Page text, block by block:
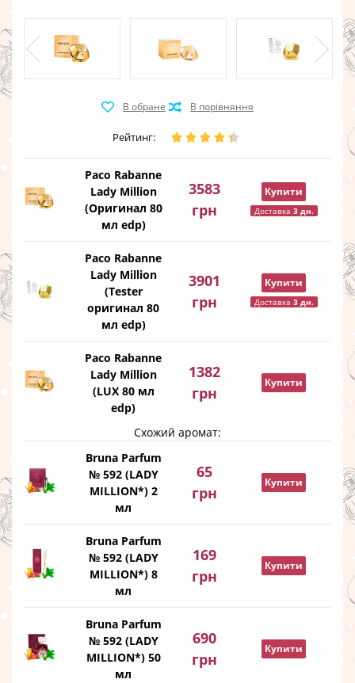
Рейтинг:
Paco Rabanne
Lady Million
(Оригинал 80
мл edp)
3583
грн
Купити
Доставка 3 дн.
Paco Rabanne
Lady Million
(Tester
оригинал 80
мл edp)
3901
грн
Купити
Доставка 3 дн.
Paco Rabanne
Lady Million
(LUX 80 мл
edp)
1382
грн
Купити
Схожий аромат:
Bruna Parfum
№ 592 (LADY
MILLION*) 2
мл
65
грн
Купити
Bruna Parfum
№ 592 (LADY
MILLION*) 8
мл
169
грн
Купити
Bruna Parfum
№ 592 (LADY
MILLION*) 50
мл
690
грн
Купити